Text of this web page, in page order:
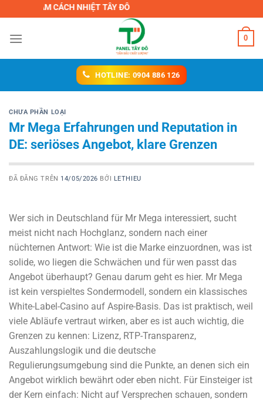
đến
nội
ÂM CÁCH NHIỆT TÂY ĐÔ
0
HOTLINE: 0904 886 126
CHƯA PHẦN LOẠI
Mr Mega Erfahrungen und Reputation in
DE: seriöses Angebot, klare Grenzen
ĐÃ ĐĂNG TRÊN 14/05/2026 BỞI LETHIEU
Wer sich in Deutschland für Mr Mega interessiert, sucht
meist nicht nach Hochglanz, sondern nach einer
nüchternen Antwort: Wie ist die Marke einzuordnen, was ist
solide, wo liegen die Schwächen und für wen passt das
Angebot überhaupt? Genau darum geht es hier. Mr Mega
ist kein verspieltes Sondermodell, sondern ein klassisches
White-Label-Casino auf Aspire-Basis. Das ist praktisch, weil
viele Abläufe vertraut wirken, aber es ist auch wichtig, die
Grenzen zu kennen: Lizenz, RTP-Transparenz,
Auszahlungslogik und die deutsche
Regulierungsumgebung sind die Punkte, an denen sich ein
Angebot wirklich bewährt oder eben nicht. Für Einsteiger ist
der Kern einfach: Nicht auf Versprechen schauen, sondern